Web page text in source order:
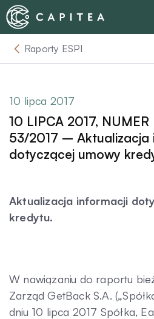
Skip
to
content
O nas
Dla Wierzyciela
Relacje Inwestorskie
Komunikaty
Kontakt
Raporty ESPI
10 lipca 2017
10 LIPCA 2017, NUMER
53/2017 – Aktualizacja
dotyczącej umowy
Aktualizacja informacji
kredytu.
W nawiązaniu do raportu
Zarząd GetBack S.A.
dniu 10 lipca 2017 Spółka,